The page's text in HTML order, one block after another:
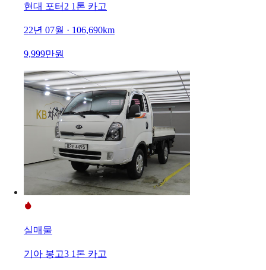
현대 포터2 1톤 카고
22년 07월 · 106,690km
9,999만원
실매물
기아 봉고3 1톤 카고